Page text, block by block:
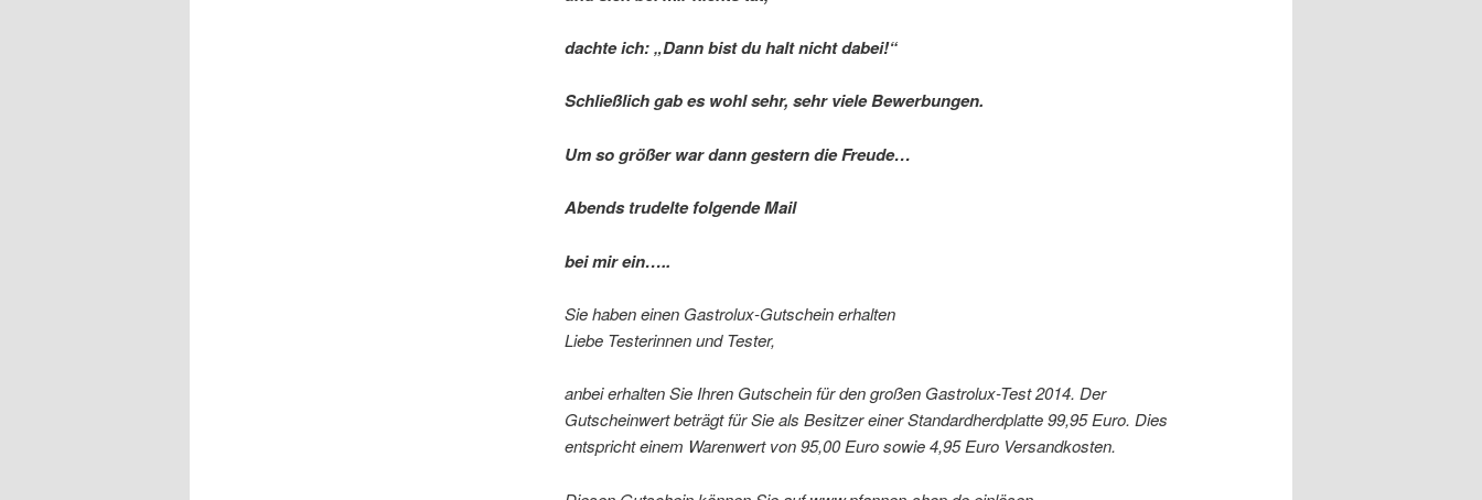
dachte ich: „Dann bist du halt nicht dabei!“
Schließlich gab es wohl sehr, sehr viele Bewerbungen.
Um so größer war dann gestern die Freude…
Abends trudelte folgende Mail
bei mir ein…..
Sie haben einen Gastrolux-Gutschein erhalten
Liebe Testerinnen und Tester,
anbei erhalten Sie Ihren Gutschein für den großen Gastrolux-Test 2014. Der
Gutscheinwert beträgt für Sie als Besitzer einer Standardherdplatte 99,95 Euro. Dies
entspricht einem Warenwert von 95,00 Euro sowie 4,95 Euro Versandkosten.